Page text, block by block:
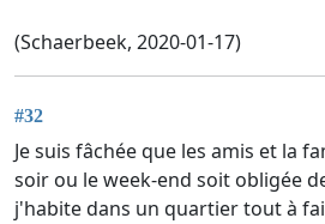
(Schaerbeek, 2020-01-17)
#32
Je suis fâchée que les amis et la
soir ou le week-end soit obligée
j'habite dans un quartier tout à